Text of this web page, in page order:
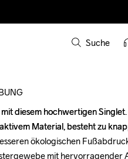
Suche
diesem hochwertigen
Material, besteht zu
ökologischen
mit hervorragender
diesem hochwertigen
Material, besteht zu
ökologischen
mit hervorragender